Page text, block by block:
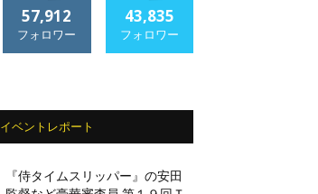
57,912
フォロワー
43,835
フォロワー
イベントレポート
『侍タイムスリッパー』の安田